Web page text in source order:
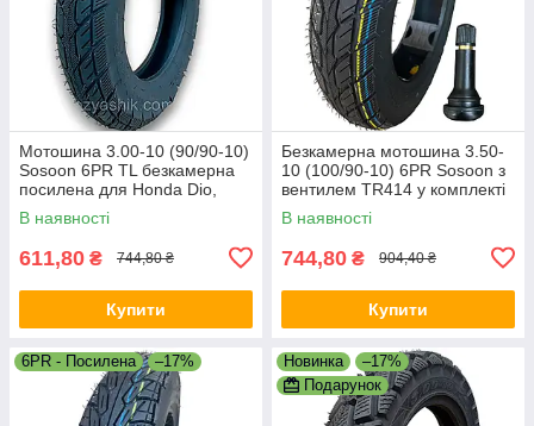
Мотошина 3.00-10 (90/90-10)
Sosoon 6PR TL безкамерна
посилена для Honda Dio,
Yamaha Jog, Suzuki Address
В наявності
611,80 ₴ 744,80 ₴
Купити
Безкамерна мотошина 3.50-
10 (100/90-10) 6PR Sosoon з
вентилем TR414 у комплекті
— гума для скуте
В наявності
744,80 ₴ 904,40 ₴
Купити
6PR - Посилена –17% Новинка
–17%
Подарунок